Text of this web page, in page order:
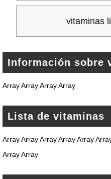
vitaminas
Información sobre
Array Array Array Array
Lista de vitaminas
Array Array Array Array Array
Array Array